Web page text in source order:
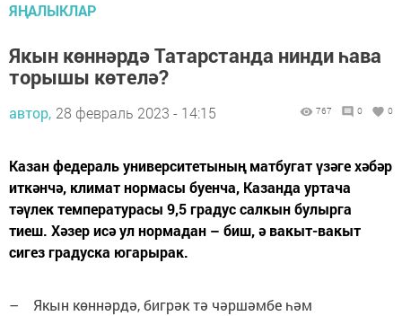
ЯҢАЛЫКЛАР
Якын көннәрдә Татарстанда нинди һава
торышы көтелә?
автор, 28 февраль 2023 - 14:15 767 0 0
Казан федераль университетының матбугат үзәге хәбәр
иткәнчә, климат нормасы буенча, Казанда уртача
тәүлек температурасы 9,5 градус салкын булырга
тиеш. Хәзер исә ул нормадан – биш, ә вакыт-вакыт
сигез градуска югарырак.
– Якын көннәрдә, бигрәк тә чәршәмбе һәм